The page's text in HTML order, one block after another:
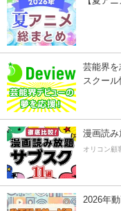
芸能界を
スクー
漫画読み
オリコン顧
2026年